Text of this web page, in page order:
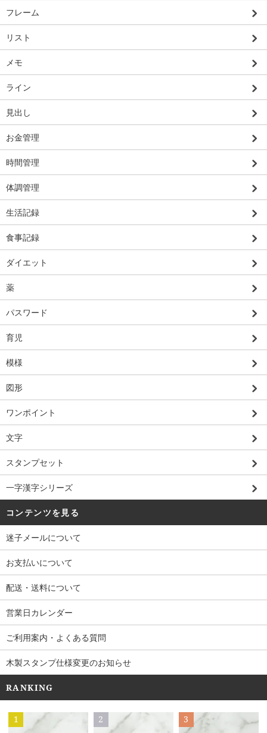
フレーム
リスト
メモ
ライン
見出し
お金管理
時間管理
体調管理
生活記録
食事記録
ダイエット
薬
パスワード
育児
模様
図形
ワンポイント
文字
スタンプセット
一字漢字シリーズ
コンテンツを見る
迷子メールについて
お支払いについて
配送・送料について
営業日カレンダー
ご利用案内・よくある質問
木製スタンプ仕様変更のお知らせ
RANKING
1 2 3